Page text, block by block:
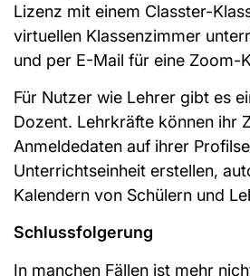
Lizenz mit einem Classter-
virtuellen Klassenzimmer
und per E-Mail für eine Zoom-
Für Nutzer wie Lehrer gibt es
Dozent. Lehrkräfte können ihr
Anmeldedaten auf ihrer
Unterrichtseinheit erstellen,
Kalendern von Schülern und
Schlussfolgerung
In manchen Fällen ist mehr